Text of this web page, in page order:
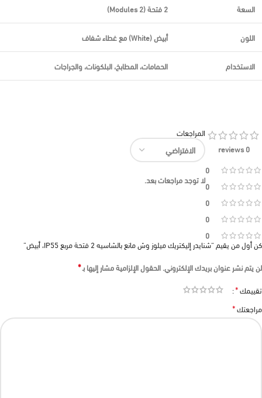
السعة 2 فتحة (2 Modules)
اللون أبيض (White) مع غطاء شفاف
الاستخدام الحمامات، المطابخ، البلكونات، والجراجات
0 reviews
0
0
0
0
0
المراجعات
لا توجد مراجعات بعد.
كن أول من يقيم “شنايدر إليكتريك ميلوز وش مانع بالشاسيه 2 فتحة مربع IP55، أبيض”
لن يتم نشر عنوان بريدك الإلكتروني.الحقول الإلزامية مشار إليها بـ*
تقييمك*
مراجعتك*